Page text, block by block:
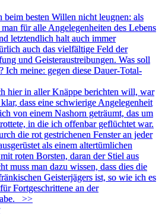
beim besten Willen nicht leugnen: als
für alle Angelegenheiten des Lebens
letztendlich halt auch immer
auch das vielfältige Feld der
und Geisteraustreibungen. Was soll
Ich meine: gegen diese Dauer-Total-
hier in aller Knäppe berichten will, war
dass eine schwierige Angelegenheit
von einem Nashorn geträumt, das um
in die ich offenbar geflüchtet war.
die rot gestrichenen Fenster an jeder
als einem altertümlichen
roten Borsten, daran der Stiel aus
muss man dazu wissen, dass dies die
Geisterjägers ist, so wie ich es
Fortgeschrittene an der
>>